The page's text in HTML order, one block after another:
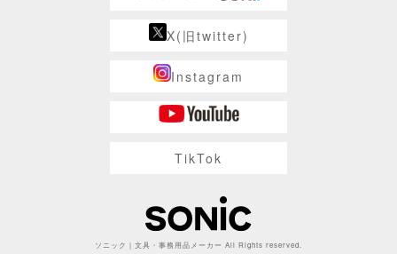
X(旧twitter)
Instagram
TikTok
ソニック | 文具・事務用品メーカー All Rights reserved.